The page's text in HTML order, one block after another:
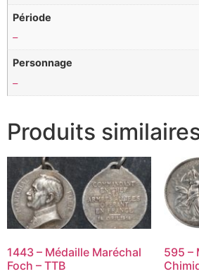
Période
–
Personnage
–
Produits
1443 – Médaille Maréchal
Foch – TTB
595 –